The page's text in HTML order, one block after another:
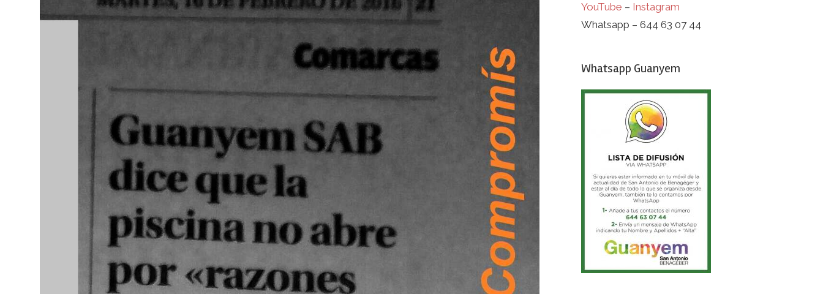
YouTube – Instagram
Whatsapp – 644 63 07 44
Whatsapp Guanyem